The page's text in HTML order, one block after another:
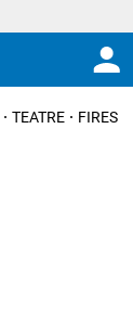
TEATRE FIRES I